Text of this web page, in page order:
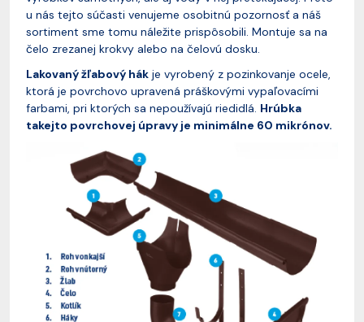
u nás tejto súčasti venujeme osobitnú pozornosť a náš
sortiment sme tomu náležite prispôsobili. Montuje sa na
čelo zrezanej krokvy alebo na čelovú dosku.
Lakovaný žľabový hák je vyrobený z pozinkovanje ocele,
ktorá je povrchovo upravená práškovými vypaľovacími
farbami, pri ktorých sa nepoužívajú riedidlá. Hrúbka
takejto povrchovej úpravy je minimálne 60 mikrónov.